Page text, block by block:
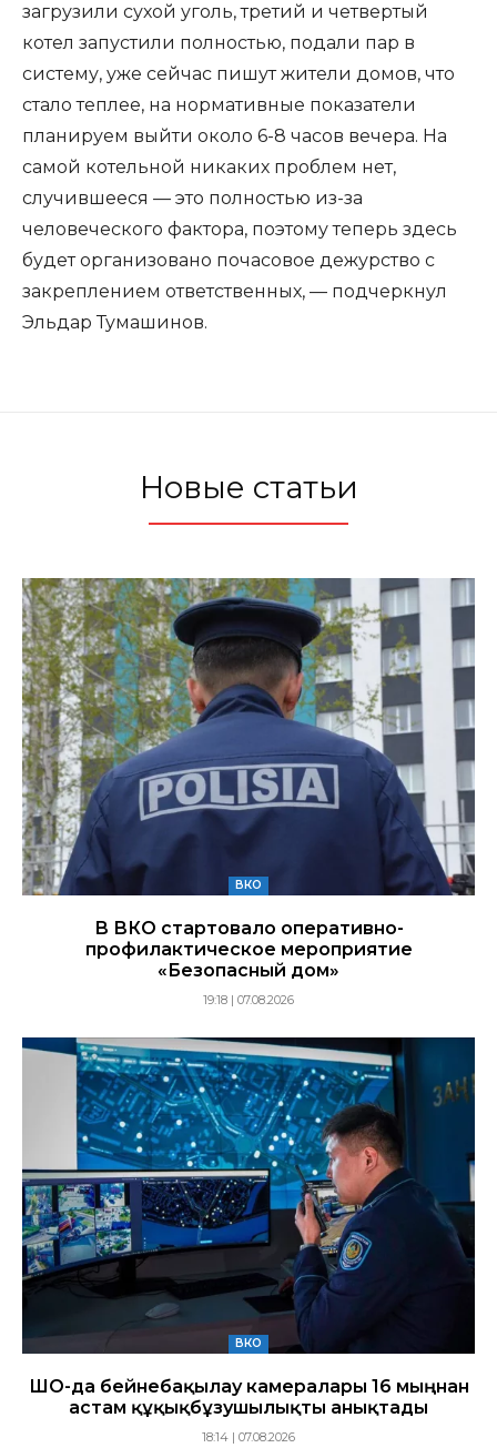
загрузили сухой уголь, третий и четвертый
котел запустили полностью, подали пар в
систему, уже сейчас пишут жители домов, что
стало теплее, на нормативные показатели
планируем выйти около 6-8 часов вечера. На
самой котельной никаких проблем нет,
случившееся — это полностью из-за
человеческого фактора, поэтому теперь здесь
будет организовано почасовое дежурство с
закреплением ответственных, — подчеркнул
Эльдар Тумашинов.
Новые статьи
ВКО
В ВКО стартовало оперативно-
профилактическое мероприятие
«Безопасный дом»
19:18 | 07.08.2026
ВКО
ШҚО-да бейнебақылау камералары 16 мыңнан
астам құқықбұзушылықты анықтады
18:14 | 07.08.2026